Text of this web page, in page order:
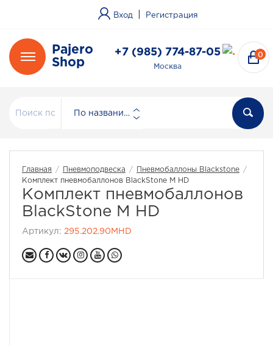
Вход Регистрация
Pajero
Shop
+7 (985) 774-87-05
Москва
0
По названию
Главная / Пневмоподвеска / Пневмобаллоны Blackstone
/
Комплект пневмобаллонов BlackStone M HD
Комплект пневмобаллонов
BlackStone M HD
Артикул: 295.202.90MHD